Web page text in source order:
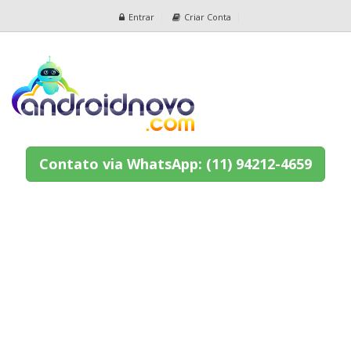
Entrar Criar Conta
Contato via WhatsApp: (11) 94212-4659